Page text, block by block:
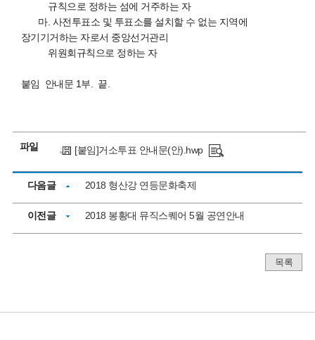
규칙으로 정하는 섬에 거주하는 자
마. 사전투표소 및 투표소를 설치할 수 없는 지역에
장기기거하는 자로서 중앙선거관리
위원회규칙으로 정하는 자
붙임 안내문 1부. 끝.
파일 [붙임]거소투표 안내문(안).hwp
다음글 2018 형산강 연등문화축제
이전글 2018 봉황대 뮤직스퀘어 5월 공연안내
목록